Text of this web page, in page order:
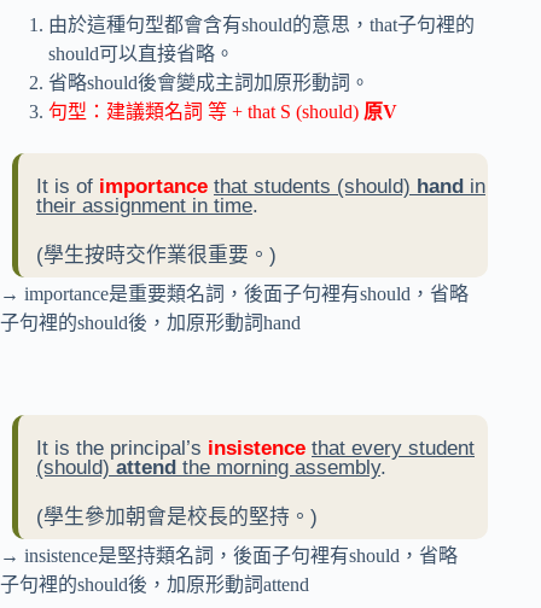
由於這種句型都會含有should的意思，that子句裡的
should可以直接省略。
省略should後會變成主詞加原形動詞。
句型：建議類名詞 等 + that S (should) 原V
It is of importance that students (should) hand in
their assignment in time.
(學生按時交作業很重要。)
→ importance是重要類名詞，後面子句裡有should，省略
子句裡的should後，加原形動詞hand
It is the principal’s insistence that every student
(should) attend the morning assembly.
(學生參加朝會是校長的堅持。)
→ insistence是堅持類名詞，後面子句裡有should，省略
子句裡的should後，加原形動詞attend